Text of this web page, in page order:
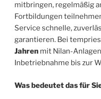
mitbringen, regelmäßig
Fortbildungen
Service schnelle,
garantieren. Bei
Jahren mit Nilan-
Inbetriebnahme bis zur
Was bedeutet das für